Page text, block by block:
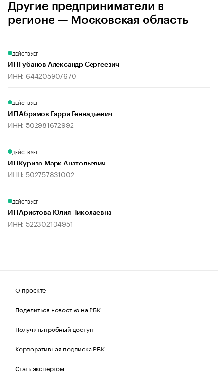
Другие предприниматели в
регионе — Московская область
ДЕЙСТВУЕТ
ИП Губанов Александр Сергеевич
ИНН: 644205907670
ДЕЙСТВУЕТ
ИП Абрамов Гарри Геннадьевич
ИНН: 502981672992
ДЕЙСТВУЕТ
ИП Курило Марк Анатольевич
ИНН: 502757831002
ДЕЙСТВУЕТ
ИП Аристова Юлия Николаевна
ИНН: 522302104951
О проекте
Поделиться новостью на РБК
Получить пробный доступ
Корпоративная подписка РБК
Стать экспертом